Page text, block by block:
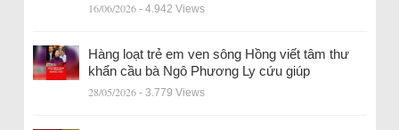
16/06/2026 - 4.942 Views
Hàng loạt trẻ em ven sông Hồng viết tâm thư
khẩn cầu bà Ngô Phương Ly cứu giúp
28/05/2026 - 3.779 Views